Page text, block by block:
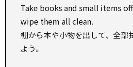
Take books and small items
wipe them all clean.
棚から本や小物を出して、全部
よう。